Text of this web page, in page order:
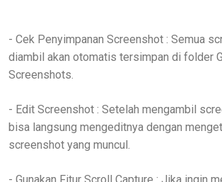
- Cek Penyimpanan Screenshot : Semua
diambil akan otomatis tersimpan di folder
Screenshots.
- Edit Screenshot : Setelah mengambil
bisa langsung mengeditnya dengan
screenshot yang muncul.